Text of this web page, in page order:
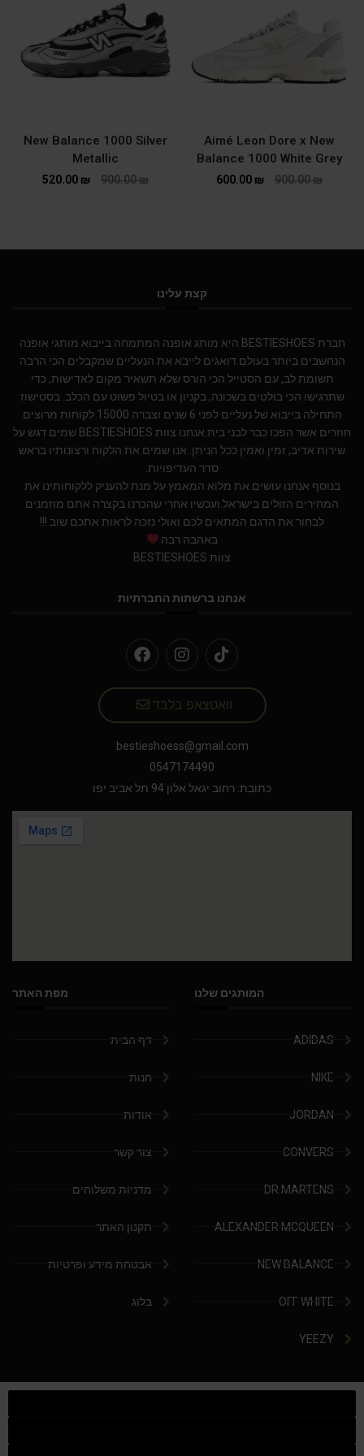
Aimé Leon Dore x New
Balance 1000 White Grey
900.00₪
600.00 ₪
New Balance 1000 Silver
Metallic
900.00₪
520.00 ₪
קצת עלינו
חברת BESTIESHOES היא מותג אופנה המתמחה בייבוא מותגי אופנה
הנחשבים ביותר בעולם.דואגים לייבא את הנעליים שמקבלים הכי הרבה
תשומת לב, עם הסטייל הכי הורס שלא תשאיר מקום לאדישות, כדי
שתרגישו הכי בולטים בשכונה, בקניון או בטיול פשוט עם הכלב. בסטישוז
התחילה בייבוא של נעליים לפני 6 שנים וצברה 15000 לקוחות מרוצים
חוזרים אשר הפכו כבר לבני בית.אנחנו צוות BESTIESHOES שמים דגש על
שירות אדיב, זמין ואמין ככל הניתן. אנו שמים את הלקוח ורצונותיו בראש
סדר העדיפויות.
בנוסף אנחנו עושים את מלוא המאמץ על מנת להעניק ללקוחותינו את
המחירים הזולים בישראל.ועכשיו אחרי שהכרנו בקצרה אתם מוזמנים
לבחור את הדגם המתאים לכם ואולי נזכה לראות אתכם שוב !!!
באהבה רבה
צוות BESTIESHOES
אנחנו ברשתות החברתיות
וואטצאפ בלבד
bestieshoess@gmail.com
0547174490
כתובת: רחוב יגאל אלון 94 תל אביב יפו
המותגים שלנו
ADIDAS
NIKE
JORDAN
CONVERS
DR.MARTENS
ALEXANDER MCQUEEN
NEW BALANCE
OFF WHITE
YEEZY
מפת האתר
דף הבית
חנות
אודות
צור קשר
מדניות משלוחים
תקנון האתר
אבטחת מידע ופרטיות
בלוג